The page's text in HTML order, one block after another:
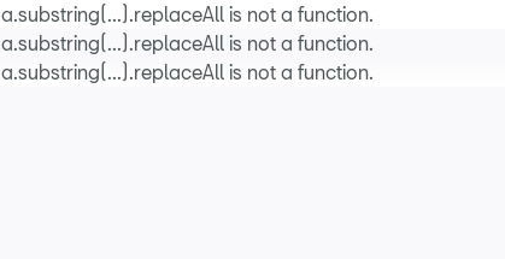
a.substring(...).replaceAll is not a function.
a.substring(...).replaceAll is not a function.
a.substring(...).replaceAll is not a function.